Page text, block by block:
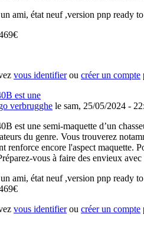
ami, état neuf ,version pnp ready
vous identifierou créer un compte
est une
verbrugghe le sam, 25/05/2024 -
est une semi-maquette d’un
du genre. Vous trouverez
renforce encore l'aspect maquette.
vous à faire des envieux
ami, état neuf ,version pnp ready
vous identifierou créer un compte